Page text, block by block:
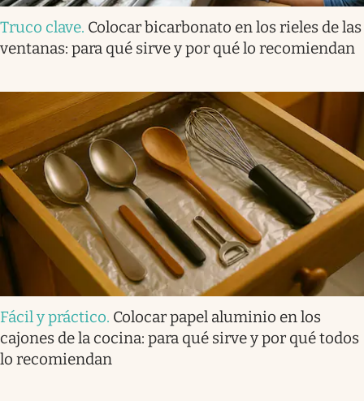
Truco clave. Colocar bicarbonato en los rieles de las
ventanas: para qué sirve y por qué lo recomiendan
Fácil y práctico. Colocar papel aluminio en los
cajones de la cocina: para qué sirve y por qué todos
lo recomiendan